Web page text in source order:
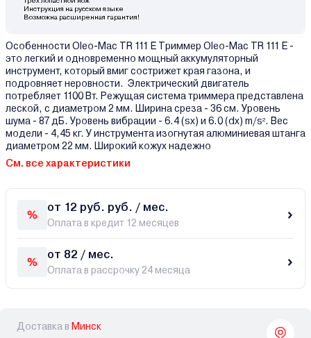
Инструкция на русском языке
Возможна расширенная гарантия!
Особенности Oleo-Mac TR 111 E Триммер Oleo-Mac TR 111 E -
это легкий и одновременно мощный аккумуляторный
инструмент, который вмиг сострижет края газона, и
подровняет неровности. Электрический двигатель
потребляет 1100 Вт. Режущая система триммера представлена
леской, с диаметром 2 мм. Ширина среза - 36 см. Уровень
шума - 87 дБ. Уровень вибрации - 6.4 (sx) и 6.0 (dx) m/s². Вес
модели - 4,45 кг. У инструмента изогнутая алюминиевая штанга
диаметром 22 мм. Широкий кожух надежно
См. все характеристики
от 12 руб. руб. / мес.
Оплата в кредит 12 месяцев
от 82 / мес.
Оплата в рассрочку 24 месяца
Доставка в Минск